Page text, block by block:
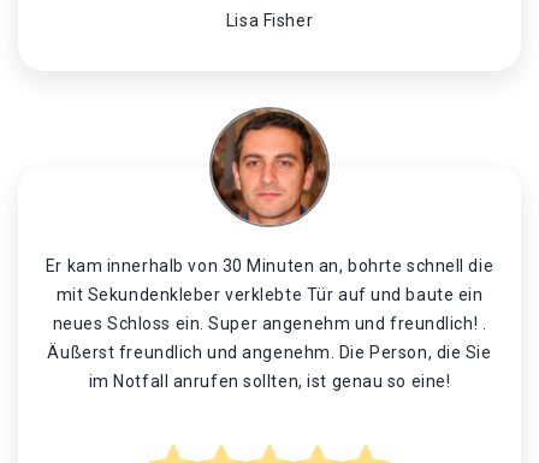
Lisa Fisher
Er kam innerhalb von 30 Minuten an, bohrte schnell die
mit Sekundenkleber verklebte Tür auf und baute ein
neues Schloss ein. Super angenehm und freundlich! .
Äußerst freundlich und angenehm. Die Person, die Sie
im Notfall anrufen sollten, ist genau so eine!